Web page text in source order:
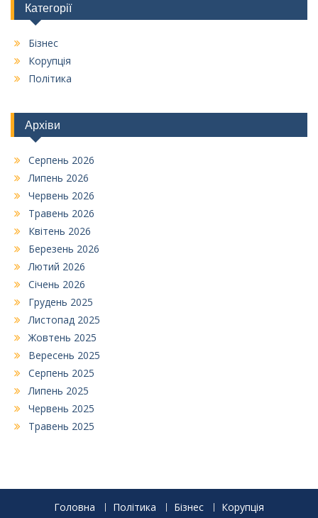
Категорії
Бізнес
Корупція
Політика
Архіви
Серпень 2026
Липень 2026
Червень 2026
Травень 2026
Квітень 2026
Березень 2026
Лютий 2026
Січень 2026
Грудень 2025
Листопад 2025
Жовтень 2025
Вересень 2025
Серпень 2025
Липень 2025
Червень 2025
Травень 2025
Головна Політика Бізнес
Корупція